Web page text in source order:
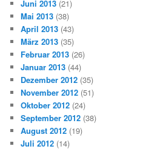
Juni 2013 (21)
Mai 2013 (38)
April 2013 (43)
März 2013 (35)
Februar 2013 (26)
Januar 2013 (44)
Dezember 2012 (35)
November 2012 (51)
Oktober 2012 (24)
September 2012 (38)
August 2012 (19)
Juli 2012 (14)